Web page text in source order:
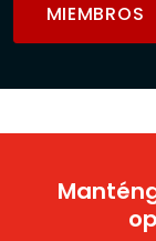
MIEMBROS